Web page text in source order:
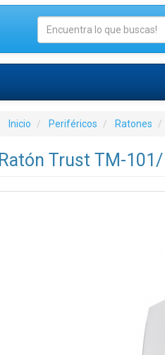
Inicio Periféricos Ratones
Ratón Trust TM-